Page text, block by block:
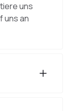
uns
uns an